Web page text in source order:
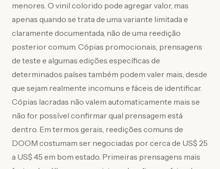
menores. O vinil colorido pode agregar valor, mas
apenas quando se trata de uma variante limitada e
claramente documentada, não de uma reedição
posterior comum. Cópias promocionais, prensagens
de teste e algumas edições específicas de
determinados países também podem valer mais, desde
que sejam realmente incomuns e fáceis de identificar.
Cópias lacradas não valem automaticamente mais se
não for possível confirmar qual prensagem está
dentro. Em termos gerais, reedições comuns de
DOOM costumam ser negociadas por cerca de US$ 25
a US$ 45 em bom estado. Primeiras prensagens mais